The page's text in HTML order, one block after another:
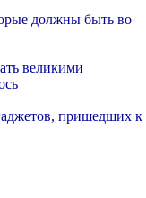
должны быть во
великими
пришедших к